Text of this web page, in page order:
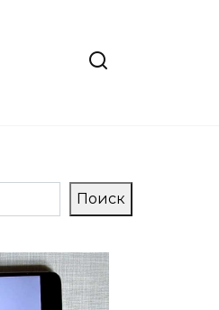
Поиск